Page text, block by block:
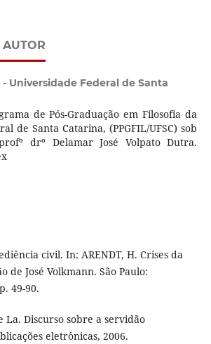
AUTOR
- Universidade Federal de Santa
de Pós-Graduação em Filosofia da
de Santa Catarina, (PPGFIL/UFSC) sob
drº Delamar José Volpato Dutra.
civil. In: ARENDT, H. Crises da
de José Volkmann. São Paulo:
49-90.
La. Discurso sobre a servidão
eletrônicas, 2006.